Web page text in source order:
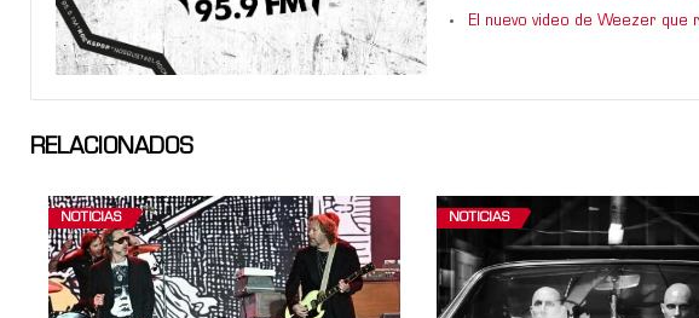
El nuevo video de Weezer que
RELACIONADOS
NOTICIAS NOTICIAS